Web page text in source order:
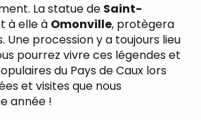
La statue de Saint-
à elle à Omonville, protègera
Une procession y a toujours lieu
pourrez vivre ces légendes et
du Pays de Caux lors
et visites que nous
année !